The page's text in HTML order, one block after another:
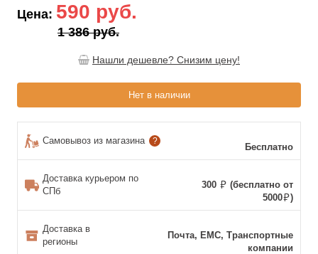
Цена: 590 руб.
1 386 руб.
Нашли дешевле? Снизим цену!
Нет в наличии
Самовывоз из магазина ?
Бесплатно
Доставка курьером по
СПб
300
(бесплатно от
5000
)
Доставка в
регионы
Почта, ЕМС, Транспортные
компании